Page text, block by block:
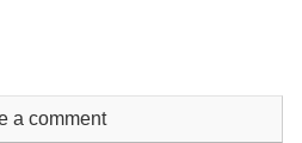
a comment